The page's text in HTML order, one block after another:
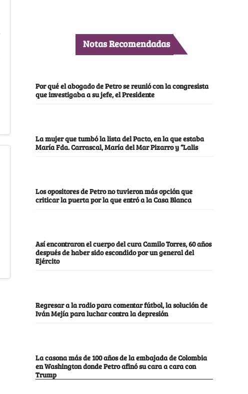
Notas Recomendadas
Por qué el abogado de Petro se reunió con la congresista
que investigaba a su jefe, el Presidente
La mujer que tumbó la lista del Pacto, en la que estaba
María Fda. Carrascal, María del Mar Pizarro y “Lalis
Los opositores de Petro no tuvieron más opción que
criticar la puerta por la que entró a la Casa Blanca
Así encontraron el cuerpo del cura Camilo Torres, 60 años
después de haber sido escondido por un general del
Ejército
Regresar a la radio para comentar fútbol, la solución de
Iván Mejía para luchar contra la depresión
La casona más de 100 años de la embajada de Colombia
en Washington donde Petro afinó su cara a cara con
Trump